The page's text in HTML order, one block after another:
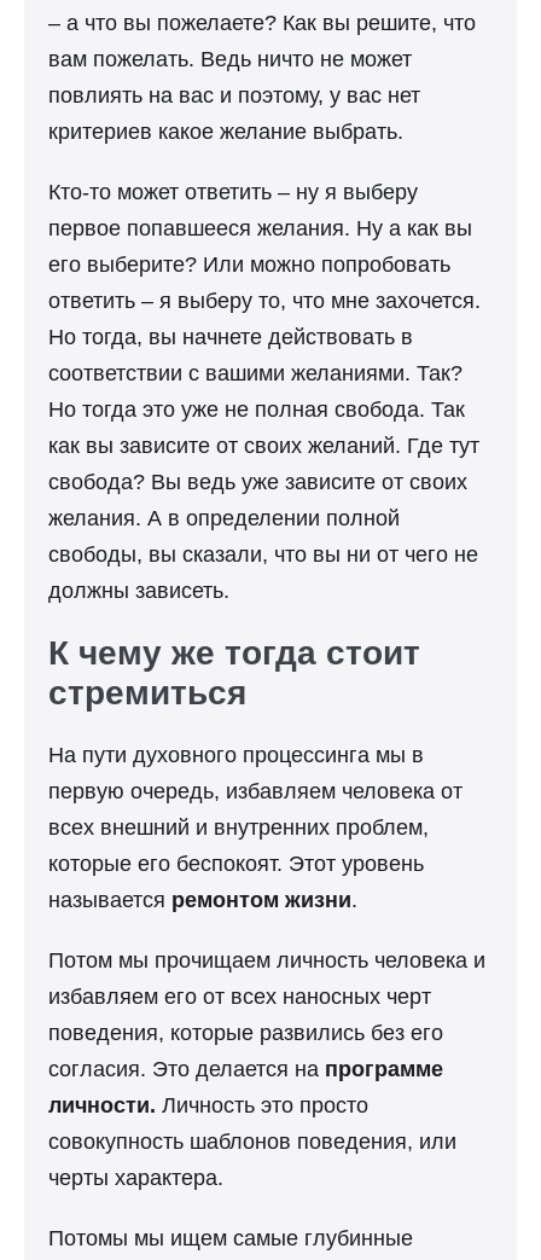
– а что вы пожелаете? Как вы решите, что
вам пожелать. Ведь ничто не может
повлиять на вас и поэтому, у вас нет
критериев какое желание выбрать.
Кто-то может ответить – ну я выберу
первое попавшееся желания. Ну а как вы
его выберите? Или можно попробовать
ответить – я выберу то, что мне захочется.
Но тогда, вы начнете действовать в
соответствии с вашими желаниями. Так?
Но тогда это уже не полная свобода. Так
как вы зависите от своих желаний. Где тут
свобода? Вы ведь уже зависите от своих
желания. А в определении полной
свободы, вы сказали, что вы ни от чего не
должны зависеть.
К чему же тогда стоит
стремиться
На пути духовного процессинга мы в
первую очередь, избавляем человека от
всех внешний и внутренних проблем,
которые его беспокоят. Этот уровень
называется ремонтом жизни.
Потом мы прочищаем личность человека и
избавляем его от всех наносных черт
поведения, которые развились без его
согласия. Это делается на программе
личности. Личность это просто
совокупность шаблонов поведения, или
черты характера.
Потомы мы ищем самые глубинные